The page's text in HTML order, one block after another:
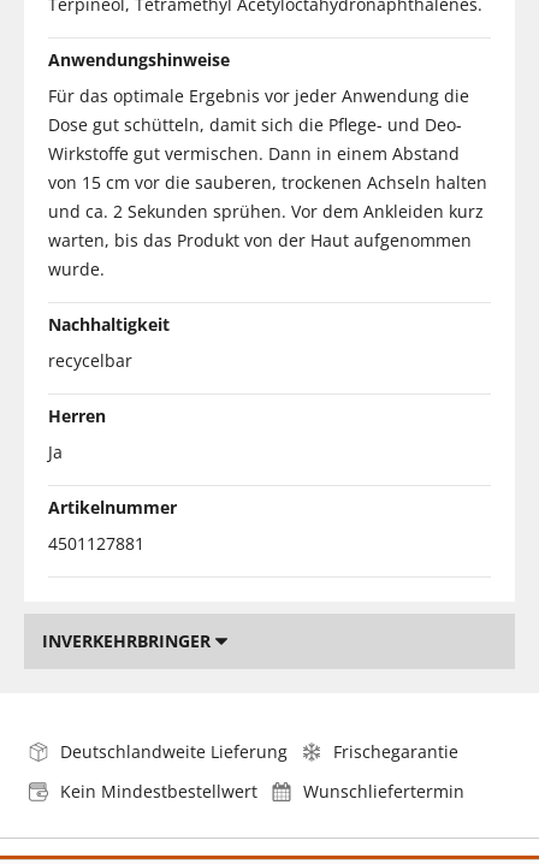
Anwendungshinweise
Für das optimale Ergebnis vor jeder Anwendung die
Dose gut schütteln, damit sich die Pflege- und Deo-
Wirkstoffe gut vermischen. Dann in einem Abstand
von 15 cm vor die sauberen, trockenen Achseln halten
und ca. 2 Sekunden sprühen. Vor dem Ankleiden kurz
warten, bis das Produkt von der Haut aufgenommen
wurde.
Nachhaltigkeit
recycelbar
Herren
Ja
Artikelnummer
4501127881
INVERKEHRBRINGER
Deutschlandweite Lieferung
Frischegarantie
Kein Mindestbestellwert
Wunschliefertermin